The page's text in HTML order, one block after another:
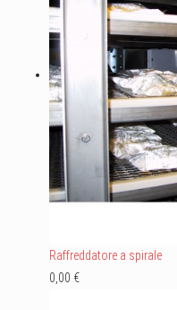
Raffreddatore a spirale
0,00 €